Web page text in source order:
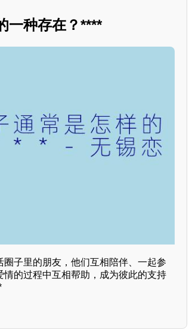
一种存在？****
子里的朋友，他们互相陪伴、一起参
的过程中互相帮助，成为彼此的支持